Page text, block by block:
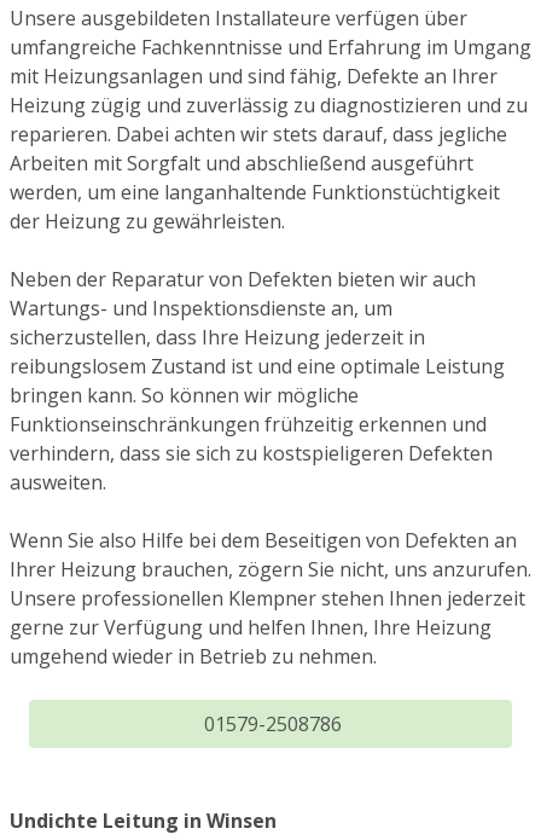
Unsere ausgebildeten Installateure verfügen über
umfangreiche Fachkenntnisse und Erfahrung im Umgang
mit Heizungsanlagen und sind fähig, Defekte an Ihrer
Heizung zügig und zuverlässig zu diagnostizieren und zu
reparieren. Dabei achten wir stets darauf, dass jegliche
Arbeiten mit Sorgfalt und abschließend ausgeführt
werden, um eine langanhaltende Funktionstüchtigkeit
der Heizung zu gewährleisten.
Neben der Reparatur von Defekten bieten wir auch
Wartungs- und Inspektionsdienste an, um
sicherzustellen, dass Ihre Heizung jederzeit in
reibungslosem Zustand ist und eine optimale Leistung
bringen kann. So können wir mögliche
Funktionseinschränkungen frühzeitig erkennen und
verhindern, dass sie sich zu kostspieligeren Defekten
ausweiten.
Wenn Sie also Hilfe bei dem Beseitigen von Defekten an
Ihrer Heizung brauchen, zögern Sie nicht, uns anzurufen.
Unsere professionellen Klempner stehen Ihnen jederzeit
gerne zur Verfügung und helfen Ihnen, Ihre Heizung
umgehend wieder in Betrieb zu nehmen.
01579-2508786
Undichte Leitung in Winsen